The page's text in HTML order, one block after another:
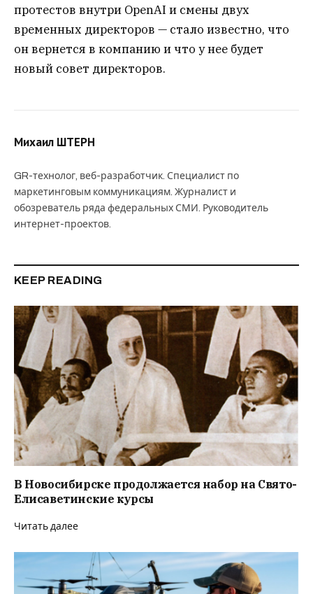
протестов внутри OpenAI и смены двух
временных директоров — стало известно, что
он вернется в компанию и что у нее будет
новый совет директоров.
Михаил ШТЕРН
GR-технолог, веб-разработчик. Специалист по
маркетинговым коммуникациям. Журналист и
обозреватель ряда федеральных СМИ. Руководитель
интернет-проектов.
KEEP READING
В Новосибирске продолжается набор на Свято-
Елисаветинские курсы
Читать далее